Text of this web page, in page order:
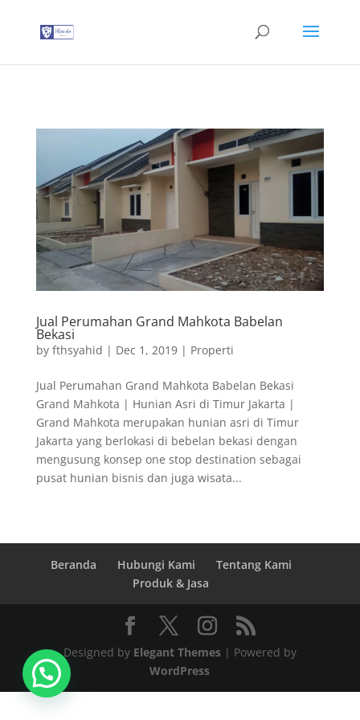
Jual Perumahan Grand Mahkota Babelan
Bekasi
by fthsyahid | Dec 1, 2019| Properti
Jual Perumahan Grand Mahkota Babelan Bekasi
Grand Mahkota | Hunian Asri di Timur Jakarta |
Grand Mahkota merupakan hunian asri di Timur
Jakarta yang berlokasi di bebelan bekasi dengan
mengusung konsep one stop destination sebagai
pusat hunian bisnis dan juga wisata...
Beranda Hubungi Kami
Tentang Kami
Produk & Jasa
Designed by Elegant Themes| Powered by
WordPress